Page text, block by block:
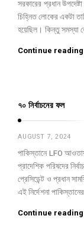
সরকারের প্রধান
চিহ্নিত লোকের একটা
হয়েছিল। কিন্তু সমস্যা
Continue reading
৭০ নির্বাচনের ফল
AUGUST 7, 2024
পাকিস্তানে LFO
প্রাদেশিক পরিষদের
প্রেসিডেন্ট ও প্রধান
এই নির্দেশনা
Continue reading